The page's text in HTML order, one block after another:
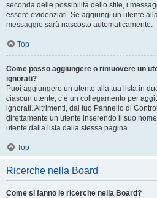
seconda delle possibilità dello stile, i
essere evidenziati. Se aggiungi un utente
messaggio sarà nascosto automaticamente.
Top
Come posso aggiungere o rimuovere un
ignorati?
Puoi aggiungere un utente alla tua lista in
ciascun utente, c’è un collegamento per
ignorati. Altrimenti, dal tuo Pannello di
direttamente un utente inserendo il suo
utente dalla lista dalla stessa pagina.
Top
Ricerche nella Board
Come si fanno le ricerche nella Board?